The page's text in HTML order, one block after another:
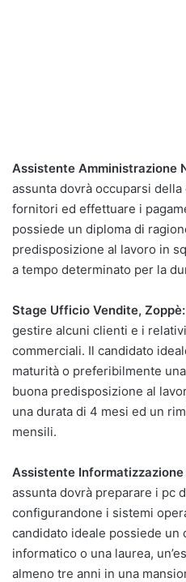
Assistente Amministrazione
assunta dovrà occuparsi
fornitori ed effettuare i
possiede un diploma di
predisposizione al lavoro in
a tempo determinato per la
Stage Ufficio Vendite, Zoppè:
gestire alcuni clienti e i
commerciali. Il candidato
maturità o preferibilmente
buona predisposizione al
una durata di 4 mesi ed un
mensili.
Assistente Informatizzazione
assunta dovrà preparare i pc
configurandone i sistemi
candidato ideale possiede un
informatico o una laurea,
almeno tre anni in una